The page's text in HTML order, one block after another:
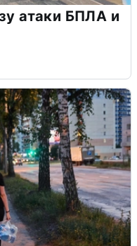
атаки БПЛА и